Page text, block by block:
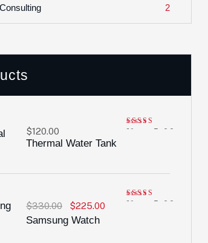
2
Thermal Water Tank
Note 5.00
$120.00
Samsung Watch
Note 5.00
$330.00 $225.00